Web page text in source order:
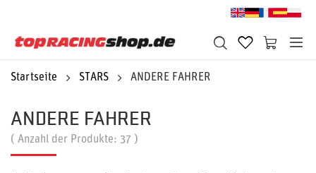
Startseite STARS ANDERE FAHRER
ANDERE FAHRER
( Anzahl der Produkte: 37 )